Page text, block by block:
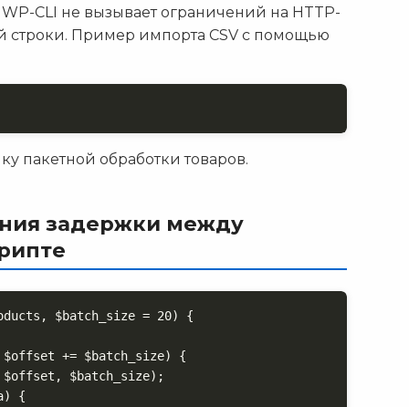
CLI не вызывает ограничений на HTTP-
строки. Пример импорта CSV с помощью
пакетной обработки товаров.
задержки между
$batch_size = 20) {